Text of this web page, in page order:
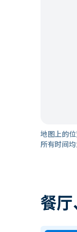
地图上的位
所有时间
餐